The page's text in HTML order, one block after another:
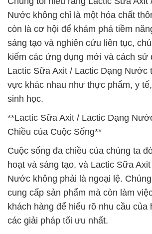
Nước không chỉ là một hóa chất
còn là cơ hội để khám phá tiềm
sáng tạo và nghiên cứu liên tục,
kiếm các ứng dụng mới và cách sử
Lactic Sữa Axit / Lactic Dạng Nước
vực khác nhau như thực phẩm, y
sinh học.
**Lactic Sữa Axit / Lactic Dạng
Chiều của Cuộc Sống**
Cuộc sống đa chiều của chúng ta
hoạt và sáng tạo, và Lactic Sữa
Nước không phải là ngoại lệ.
cung cấp sản phẩm mà còn làm
khách hàng để hiểu rõ nhu cầu của
các giải pháp tối ưu nhất.